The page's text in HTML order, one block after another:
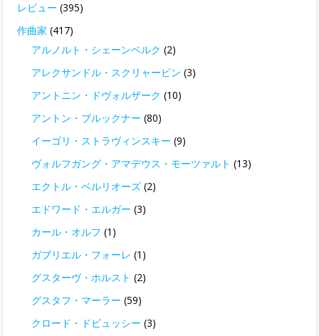
レビュー (395)
作曲家 (417)
アルノルト・シェーンベルク (2)
アレクサンドル・スクリャービン (3)
アントニン・ドヴォルザーク (10)
アントン・ブルックナー (80)
イーゴリ・ストラヴィンスキー (9)
ヴォルフガング・アマデウス・モーツァルト (13)
エクトル・ベルリオーズ (2)
エドワード・エルガー (3)
カール・オルフ (1)
ガブリエル・フォーレ (1)
グスターヴ・ホルスト (2)
グスタフ・マーラー (59)
クロード・ドビュッシー (3)